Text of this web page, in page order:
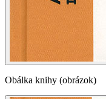
Obálka knihy (obrázok)